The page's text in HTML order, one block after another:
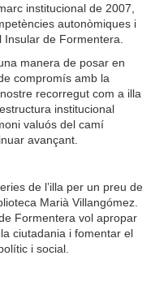
institucional de 2007,
autonòmiques i
Insular de Formentera.
manera de posar en
compromís amb la
recorregut com a illa
institucional
valuós del camí
avançant.
de l’illa per un preu de
Marià Villangómez.
Formentera vol apropar
ciutadania i fomentar el
i social.